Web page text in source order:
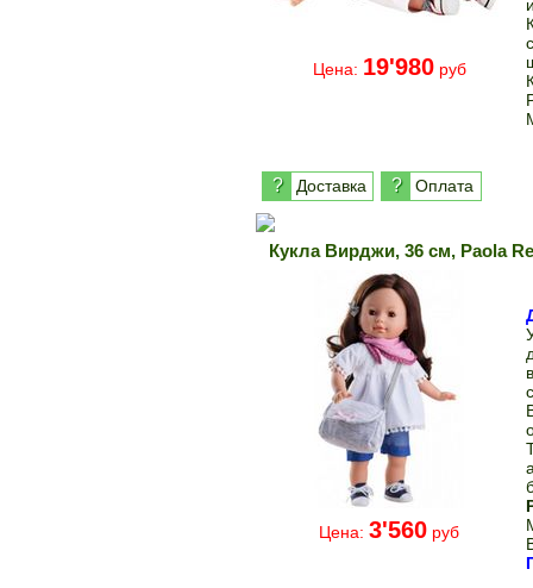
Цена: 19'980руб
? Доставка ? Оплата
Кукла Вирджи, 36 см, Paola
Цена: 3'560 руб